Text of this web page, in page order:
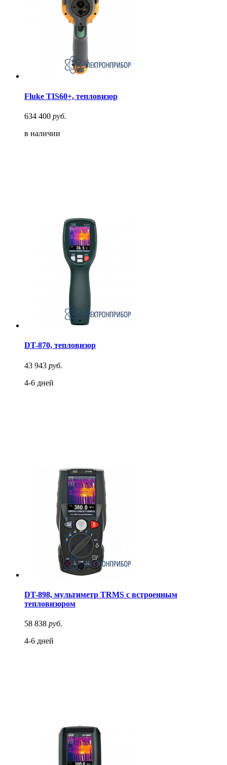
Fluke TIS60+, тепловизор
634 400 руб.
в наличии
DT-870, тепловизор
43 943 руб.
4-6 дней
DT-898, мультиметр TRMS с встроенным
тепловизором
58 838 руб.
4-6 дней